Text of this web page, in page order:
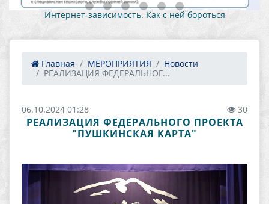
Интернет-зависимость. Как с ней бороться
Главная МЕРОПРИЯТИЯ
Новости
РЕАЛИЗАЦИЯ ФЕДЕРАЛЬНОГ...
06.10.2024 01:28 30
РЕАЛИЗАЦИЯ ФЕДЕРАЛЬНОГО ПРОЕКТА
"ПУШКИНСКАЯ КАРТА"